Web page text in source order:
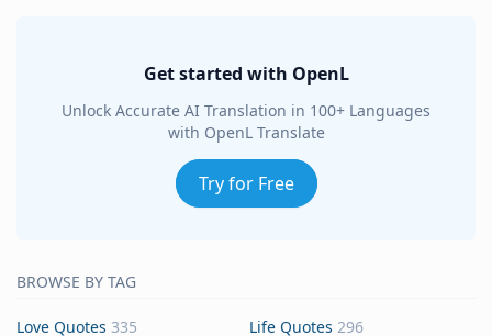
Get started with OpenL
Unlock Accurate AI Translation in 100+ Languages
with OpenL Translate
Try for Free
BROWSE BY TAG
Love Quotes 335 Life Quotes 296